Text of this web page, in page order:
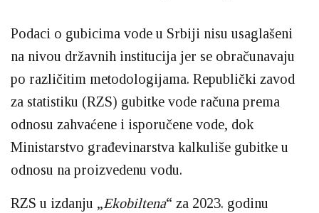
Podaci o gubicima vode u Srbiji nisu usaglašeni
na nivou državnih institucija jer se obračunavaju
po različitim metodologijama. Republički zavod
za statistiku (RZS) gubitke vode računa prema
odnosu zahvaćene i isporučene vode, dok
Ministarstvo građevinarstva kalkuliše gubitke u
odnosu na proizvedenu vodu.
RZS u izdanju „Ekobiltena“ za 2023. godinu